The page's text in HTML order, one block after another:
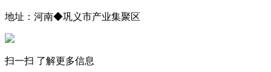
地址：河南◆巩义市产业集聚区
扫一扫 了解更多信息